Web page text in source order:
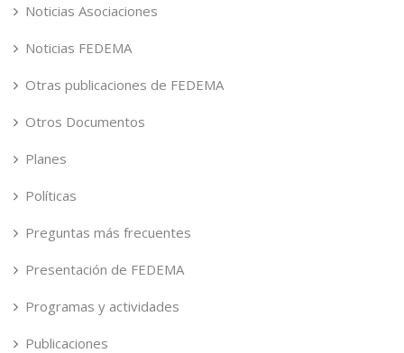
Noticias Asociaciones
Noticias FEDEMA
Otras publicaciones de FEDEMA
Otros Documentos
Planes
Políticas
Preguntas más frecuentes
Presentación de FEDEMA
Programas y actividades
Publicaciones